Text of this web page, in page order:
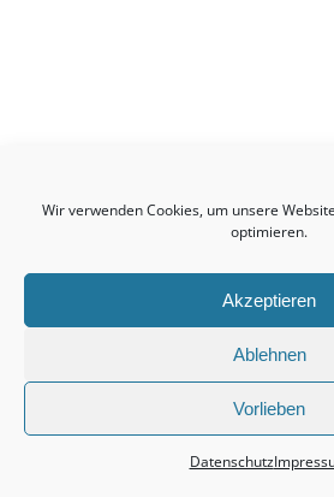
Wir verwenden Cookies, um unsere
optimieren.
Akzeptieren
Ablehnen
Vorlieben
Datenschutz
Birkmannsweiler
© 2026 Kultur- &
Impressum
Datenschutz